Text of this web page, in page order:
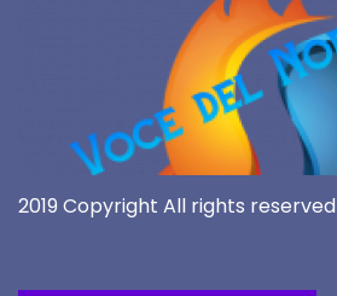
2019 Copyright All rights reserved